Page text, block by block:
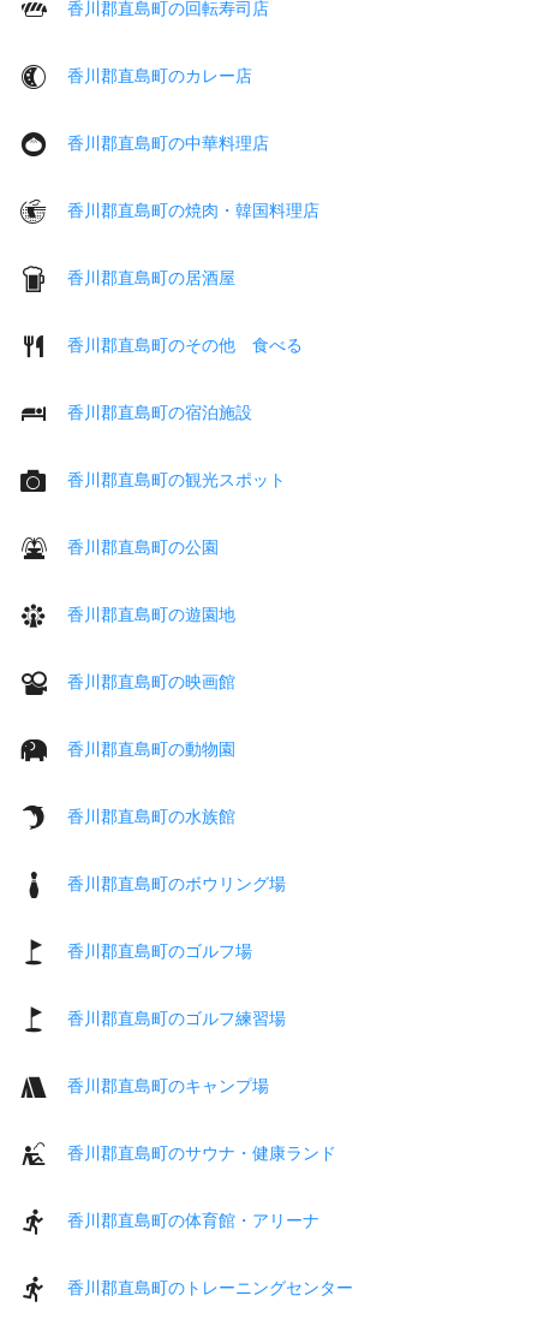
香川郡直島町の回転寿司店
香川郡直島町のカレー店
香川郡直島町の中華料理店
香川郡直島町の焼肉・韓国料理店
香川郡直島町の居酒屋
香川郡直島町のその他 食べる
香川郡直島町の宿泊施設
香川郡直島町の観光スポット
香川郡直島町の公園
香川郡直島町の遊園地
香川郡直島町の映画館
香川郡直島町の動物園
香川郡直島町の水族館
香川郡直島町のボウリング場
香川郡直島町のゴルフ場
香川郡直島町のゴルフ練習場
香川郡直島町のキャンプ場
香川郡直島町のサウナ・健康ランド
香川郡直島町の体育館・アリーナ
香川郡直島町のトレーニングセンター